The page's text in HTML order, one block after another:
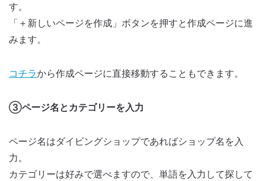
す。
「＋新しいページを作成」ボタンを押すと作成ページに進
みます。
コチラから作成ページに直接移動することもできます。
③ページ名とカテゴリーを入力
ページ名はダイビングショップであればショップ名を入
力。
カテゴリーは好みで選べますので、単語を入力して探して